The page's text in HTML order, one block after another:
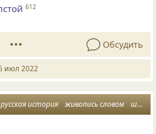
612
Обсудить
июл 2022
русская история живопись словом шедевры живописи